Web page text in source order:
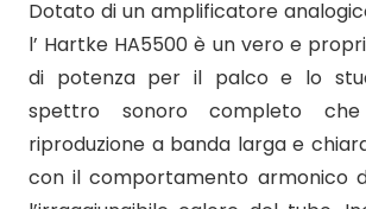
Dotato di un amplificatore
l’ Hartke HA5500 è un vero e
di potenza per il palco e lo
spettro sonoro completo
riproduzione a banda larga e
con il comportamento armonico